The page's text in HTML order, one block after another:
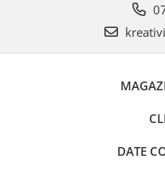
DATE